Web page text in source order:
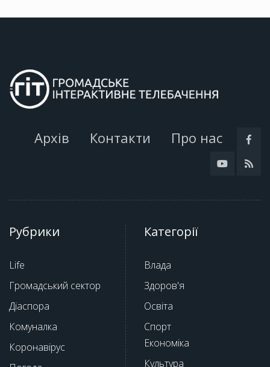
Архів Контакти Про нас
Рубрики
Life
Громадський сектор
Діаспора
Комуналка
Коронавірус
Категорії
Влада
Здоров'я
Освіта
Спорт
Економіка
Культура